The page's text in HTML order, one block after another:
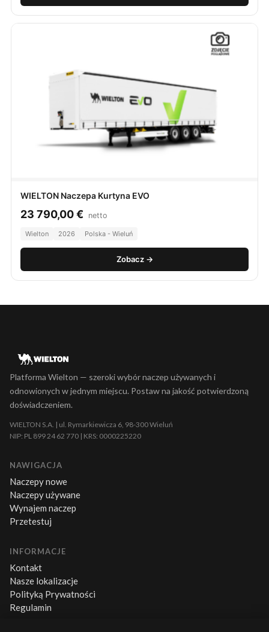
WIELTON Naczepa Kurtyna EVO
23 790,00€ netto
Wielton 2026 Polska - Wieluń
Zobacz →
Platforma Wielton — szeroki wybór naczep używanych i
odnowionych w jednym miejscu. Postaw na jakość potwierdzoną
doświadczeniem.
WIELTON S.A. | ul. Rymarkiewicza 6, 98-300 Wieluń
NIP: PL 899 24 62 770 | KRS: 0000225220
NAWIGACJA
Naczepy nowe
Naczepy używane
Wynajem naczep
Przetestuj
INFORMACJE
Kontakt
Nasze lokalizacje
Polityką Prywatności
Regulamin